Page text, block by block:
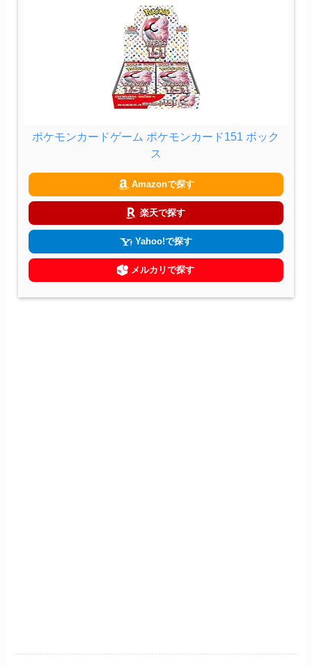
ポケモンカードゲーム ポケモンカード151 ボック
ス
Amazonで探す
楽天で探す
Yahoo!で探す
メルカリで探す